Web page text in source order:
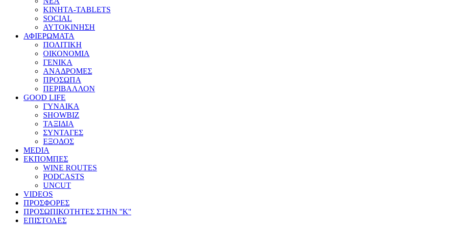
ΚΙΝΗΤΑ-TABLETS
SOCIAL
ΑΥΤΟΚΙΝΗΣΗ
ΑΦΙΕΡΩΜΑΤΑ
ΠΟΛΙΤΙΚΗ
ΟΙΚΟΝΟΜΙΑ
ΓΕΝΙΚΑ
ΑΝΑΔΡΟΜΕΣ
ΠΡΟΣΩΠΑ
ΠΕΡΙΒΑΛΛΟΝ
GOOD LIFE
ΓΥΝΑΙΚΑ
SHOWBIZ
ΤΑΞΙΔΙΑ
ΣΥΝΤΑΓΕΣ
ΕΞΟΔΟΣ
MEDIA
ΕΚΠΟΜΠΕΣ
WINE ROUTES
PODCASTS
UNCUT
VIDEOS
ΠΡΟΣΦΟΡΕΣ
ΠΡΟΣΩΠΙΚΟΤΗΤΕΣ ΣΤΗΝ ''Κ''
ΕΠΙΣΤΟΛΕΣ